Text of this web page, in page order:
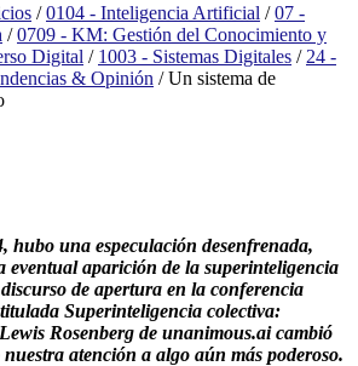
/ 0104 - Inteligencia Artificial / 07 -
/ 0709 - KM: Gestión del Conocimiento y
Digital / 1003 - Sistemas Digitales / 24 -
& Opinión /Un sistema de
hubo una especulación desenfrenada,
eventual aparición de la superinteligencia
de apertura en la conferencia
Superinteligencia colectiva:
Rosenberg de unanimous.ai cambió
atención a algo aún más poderoso.